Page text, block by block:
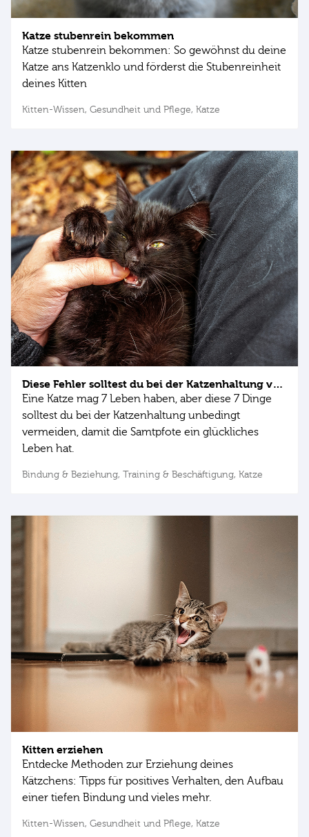
Katze stubenrein bekommen
Katze stubenrein bekommen: So gewöhnst du deine
Katze ans Katzenklo und förderst die Stubenreinheit
deines Kitten
Kitten-Wissen, Gesundheit und Pflege, Katze
Diese Fehler solltest du bei der Katzenhaltung vermeiden
Eine Katze mag 7 Leben haben, aber diese 7 Dinge
solltest du bei der Katzenhaltung unbedingt
vermeiden, damit die Samtpfote ein glückliches
Leben hat.
Bindung & Beziehung, Training & Beschäftigung, Katze
Kitten erziehen
Entdecke Methoden zur Erziehung deines
Kätzchens: Tipps für positives Verhalten, den Aufbau
einer tiefen Bindung und vieles mehr.
Kitten-Wissen, Gesundheit und Pflege, Katze